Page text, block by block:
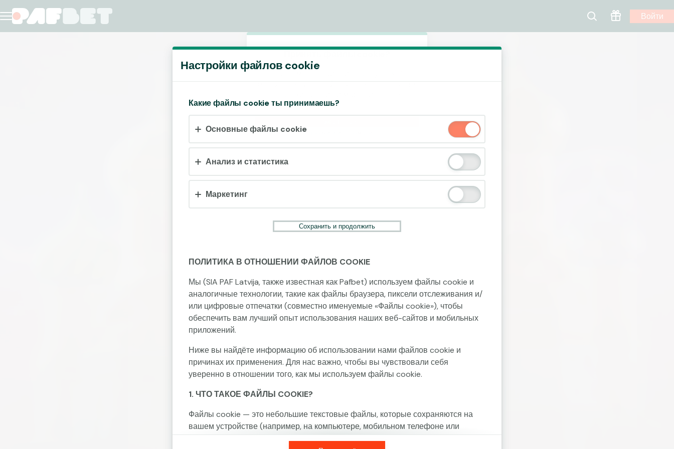
Войти
Эта игра недоступна как демо-версия.
Пожалуйста, авторизуйся, чтобы играть в
эту игру на реальные деньги.
Войти
различных типа файлов cookie: основные,
Настройки и информация
Настройки файлов cookie
Какие файлы cookie ты принимаешь?
Основные файлы cookie
Анализ и статистика
Маркетинг
Сохранить и продолжить
ПОЛИТИКА В ОТНОШЕНИИ ФАЙЛОВ COOKIE
Мы (SIA PAF Latvija, также известная как Pafbet) используем файлы cookie и
аналогичные технологии, такие как файлы браузера, пиксели отслеживания и/
или цифровые отпечатки (совместно именуемые «Файлы cookie»), чтобы
обеспечить вам лучший опыт использования наших веб-сайтов и мобильных
приложений.
Ниже вы найдёте информацию об использовании нами файлов cookie и
причинах их применения. Для нас важно, чтобы вы чувствовали себя
уверенно в отношении того, как мы используем файлы cookie.
1. ЧТО ТАКОЕ ФАЙЛЫ COOKIE?
Файлы cookie — это небольшие текстовые файлы, которые сохраняются на
вашем устройстве (например, на компьютере, мобильном телефоне или
планшете) при посещении наших веб-сайтов. Размещение файлов cookie